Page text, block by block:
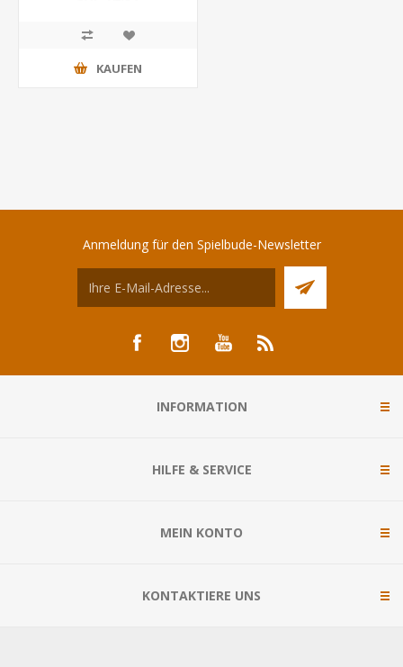
KAUFEN
Anmeldung für den Spielbude-Newsletter
INFORMATION
HILFE & SERVICE
MEIN KONTO
KONTAKTIERE UNS